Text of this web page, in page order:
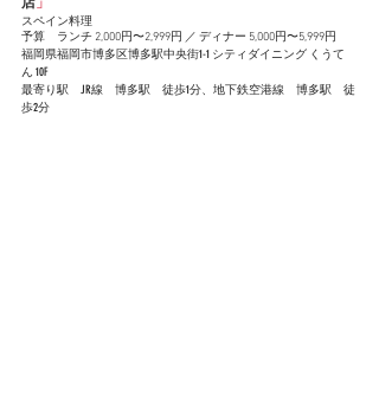
スペイン料理
予算　ランチ 2,000円〜2,999円 ／ ディナー 5,000円〜5,999円
福岡県福岡市博多区博多駅中央街1-1 シティダイニング くうて
ん 10F
最寄り駅　JR線　博多駅　徒歩1分、地下鉄空港線　博多駅　徒
歩2分